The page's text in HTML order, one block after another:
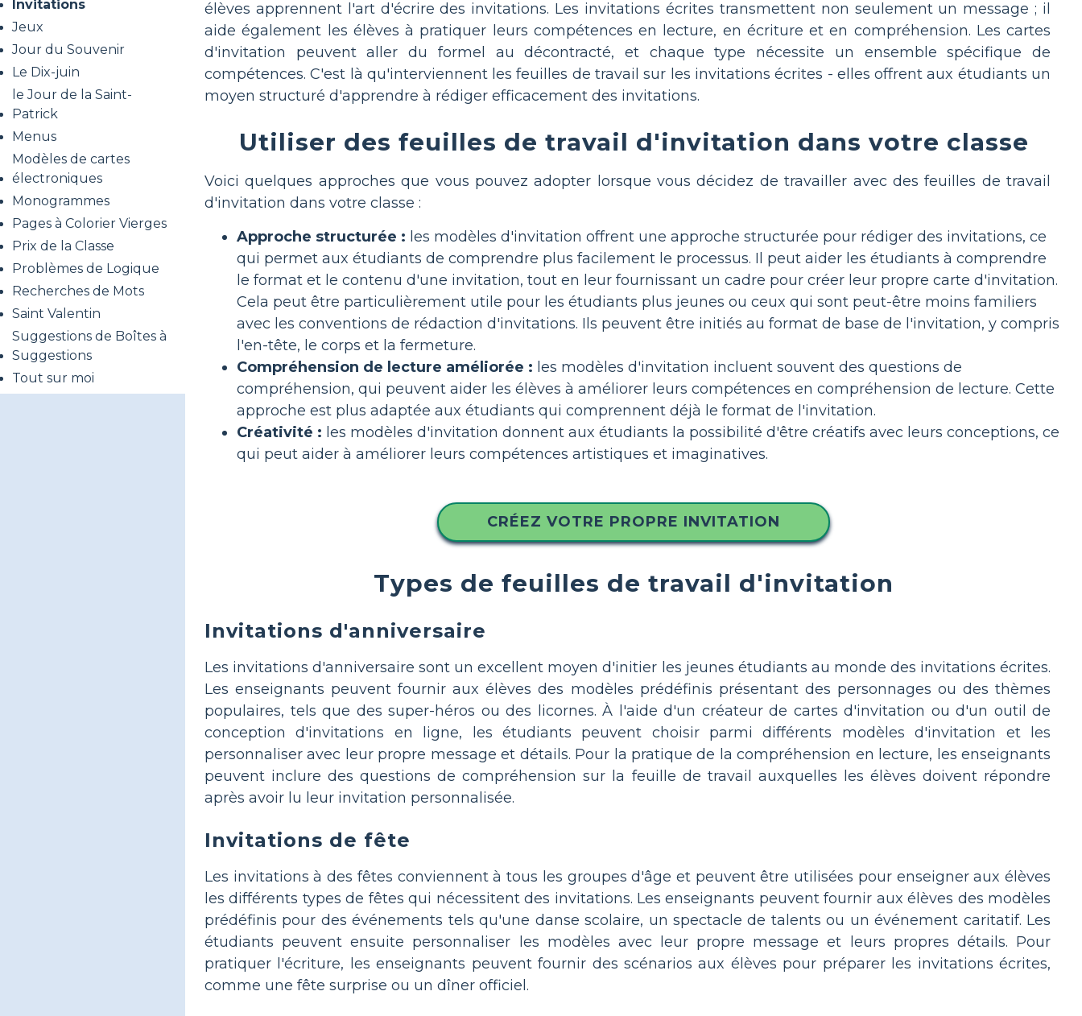
Invitations
Jeux
Jour du Souvenir
Le Dix-juin
le Jour de la Saint-
Patrick
Menus
Modèles de cartes
électroniques
Monogrammes
Pages à Colorier Vierges
Prix ​​de la Classe
Problèmes de Logique
Recherches de Mots
Saint Valentin
Suggestions de Boîtes à
Suggestions
Tout sur moi
élèves apprennent l'art d'écrire des invitations. Les invitations écrites transmettent non seulement un message ; il
aide également les élèves à pratiquer leurs compétences en lecture, en écriture et en compréhension. Les cartes
d'invitation peuvent aller du formel au décontracté, et chaque type nécessite un ensemble spécifique de
compétences. C'est là qu'interviennent les feuilles de travail sur les invitations écrites - elles offrent aux étudiants un
moyen structuré d'apprendre à rédiger efficacement des invitations.
Utiliser des feuilles de travail d'invitation dans votre classe
Voici quelques approches que vous pouvez adopter lorsque vous décidez de travailler avec des feuilles de travail
d'invitation dans votre classe :
Approche structurée : les modèles d'invitation offrent une approche structurée pour rédiger des invitations, ce
qui permet aux étudiants de comprendre plus facilement le processus. Il peut aider les étudiants à comprendre
le format et le contenu d'une invitation, tout en leur fournissant un cadre pour créer leur propre carte d'invitation.
Cela peut être particulièrement utile pour les étudiants plus jeunes ou ceux qui sont peut-être moins familiers
avec les conventions de rédaction d'invitations. Ils peuvent être initiés au format de base de l'invitation, y compris
l'en-tête, le corps et la fermeture.
Compréhension de lecture améliorée : les modèles d'invitation incluent souvent des questions de
compréhension, qui peuvent aider les élèves à améliorer leurs compétences en compréhension de lecture. Cette
approche est plus adaptée aux étudiants qui comprennent déjà le format de l'invitation.
Créativité : les modèles d'invitation donnent aux étudiants la possibilité d'être créatifs avec leurs conceptions, ce
qui peut aider à améliorer leurs compétences artistiques et imaginatives.
CRÉEZ VOTRE PROPRE INVITATION
Types de feuilles de travail d'invitation
Invitations d'anniversaire
Les invitations d'anniversaire sont un excellent moyen d'initier les jeunes étudiants au monde des invitations écrites.
Les enseignants peuvent fournir aux élèves des modèles prédéfinis présentant des personnages ou des thèmes
populaires, tels que des super-héros ou des licornes. À l'aide d'un créateur de cartes d'invitation ou d'un outil de
conception d'invitations en ligne, les étudiants peuvent choisir parmi différents modèles d'invitation et les
personnaliser avec leur propre message et détails. Pour la pratique de la compréhension en lecture, les enseignants
peuvent inclure des questions de compréhension sur la feuille de travail auxquelles les élèves doivent répondre
après avoir lu leur invitation personnalisée.
Invitations de fête
Les invitations à des fêtes conviennent à tous les groupes d'âge et peuvent être utilisées pour enseigner aux élèves
les différents types de fêtes qui nécessitent des invitations. Les enseignants peuvent fournir aux élèves des modèles
prédéfinis pour des événements tels qu'une danse scolaire, un spectacle de talents ou un événement caritatif. Les
étudiants peuvent ensuite personnaliser les modèles avec leur propre message et leurs propres détails. Pour
pratiquer l'écriture, les enseignants peuvent fournir des scénarios aux élèves pour préparer les invitations écrites,
comme une fête surprise ou un dîner officiel.